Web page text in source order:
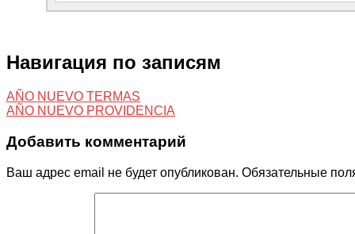
Навигация по записям
AÑO NUEVO TERMAS
AÑO NUEVO PROVIDENCIA
Добавить комментарий
Ваш адрес email не будет опубликован. Обязательные